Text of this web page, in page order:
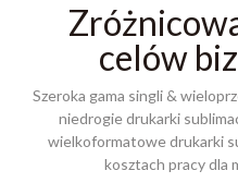
celów
Szeroka gama singli &
niedrogie drukarki
wielkoformatowe drukarki
kosztach pracy dla